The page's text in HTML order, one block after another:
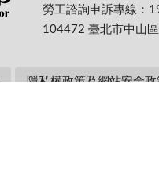
勞工諮詢申訴專線：
104472 臺北市中山
隱私權政策及網站安全政